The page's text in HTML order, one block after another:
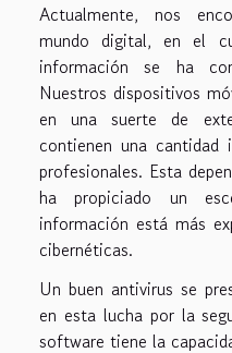
Actualmente, nos
mundo digital, en el
información se ha
Nuestros dispositivos
en una suerte de
contienen una cantidad
profesionales. Esta
ha propiciado un
información está más
cibernéticas.
Un buen antivirus se
en esta lucha por la
software tiene la